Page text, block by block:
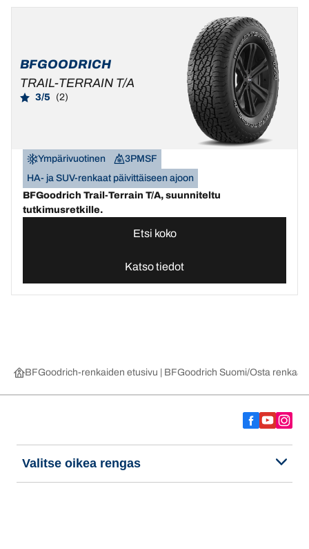
BFGOODRICH
TRAIL-TERRAIN T/A
3/5 (2)
Ympärivuotinen
3PMSF
HA- ja SUV-renkaat päivittäiseen ajoon
BFGoodrich Trail-Terrain T/A, suunniteltu
tutkimusretkille.
Etsi koko
Katso tiedot
BFGoodrich-renkaiden etusivu | BFGoodrich Suomi Osta renkaat
Valitse oikea rengas